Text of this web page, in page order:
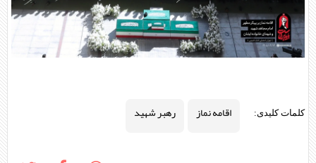
کلمات کلیدی: اقامه نماز رهبر شهید